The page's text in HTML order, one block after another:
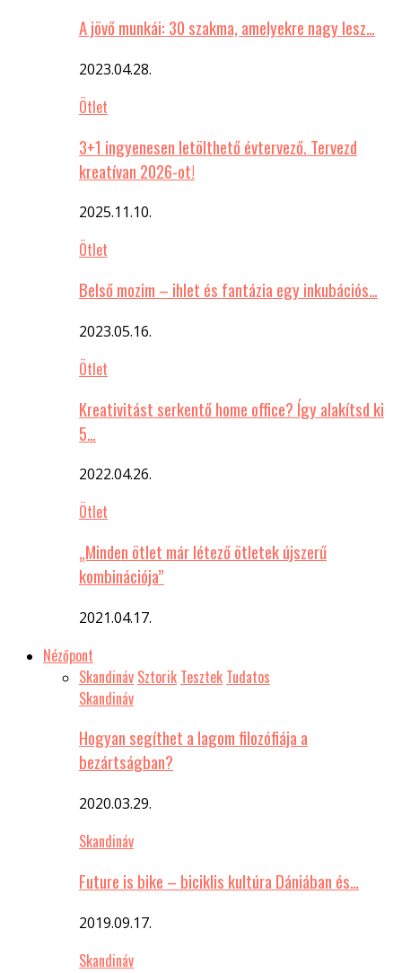
A jövő munkái: 30 szakma, amelyekre nagy lesz…
2023.04.28.
Ötlet
3+1 ingyenesen letölthető évtervező. Tervezd
kreatívan 2026-ot!
2025.11.10.
Ötlet
Belső mozim – ihlet és fantázia egy inkubációs…
2023.05.16.
Ötlet
Kreativitást serkentő home office? Így alakítsd ki
5…
2022.04.26.
Ötlet
„Minden ötlet már létező ötletek újszerű
kombinációja”
2021.04.17.
Nézőpont
Skandináv Sztorik Tesztek Tudatos
Skandináv
Hogyan segíthet a lagom filozófiája a
bezártságban?
2020.03.29.
Skandináv
Future is bike – biciklis kultúra Dániában és…
2019.09.17.
Skandináv